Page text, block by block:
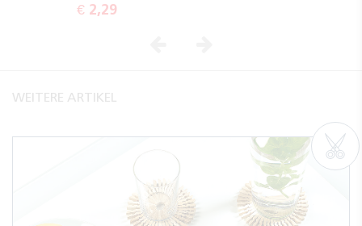
€ 2,29
WEITERE ARTIKEL